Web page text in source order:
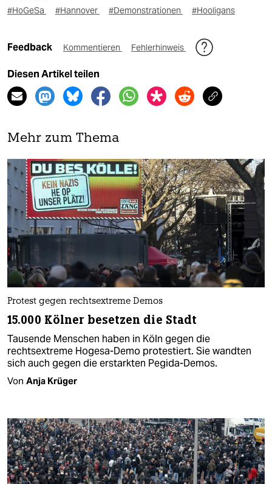
#HoGeSa #Hannover #Demonstrationen #Hooligans
Feedback Kommentieren Fehlerhinweis
Diesen Artikel teilen
Mehr zum Thema
Protest gegen rechtsextreme Demos
15.000 Kölner besetzen die Stadt
Tausende Menschen haben in Köln gegen die
rechtsextreme Hogesa-Demo protestiert. Sie wandten
sich auch gegen die erstarkten Pegida-Demos.
Von Anja Krüger